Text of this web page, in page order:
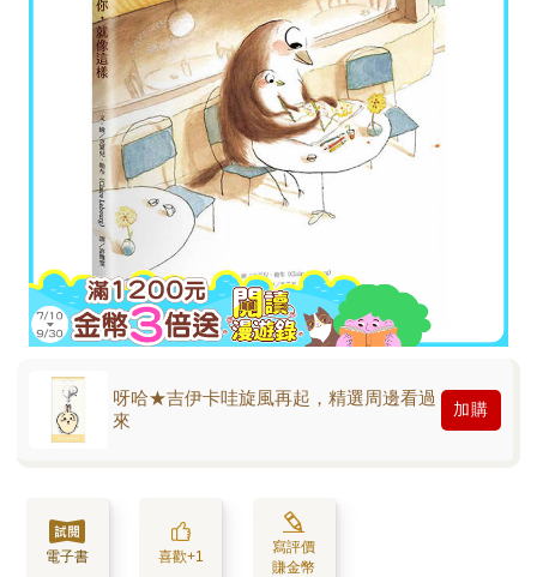
呀哈★吉伊卡哇旋風再起，精選周邊看過
來
加購
電子書 喜歡+1
寫評價
賺金幣